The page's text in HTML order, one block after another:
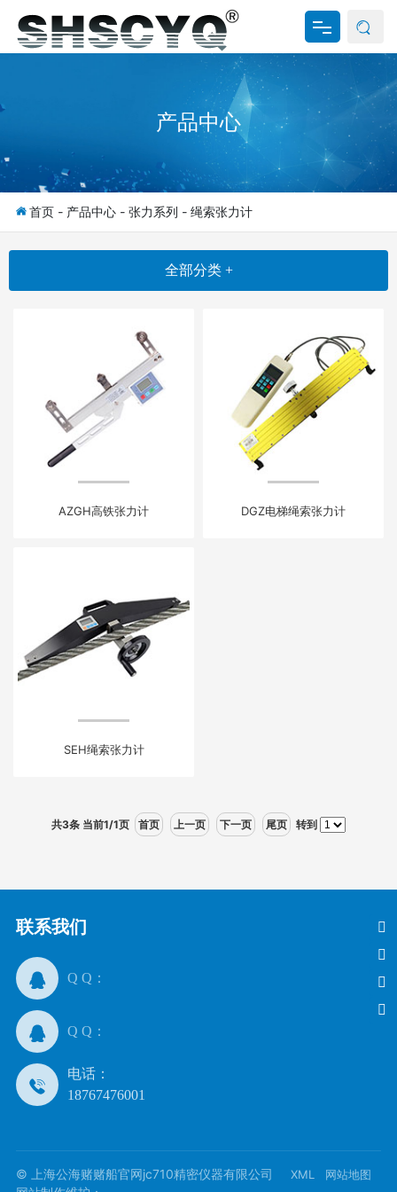
产品中心
新闻资讯
产品中心
首页 - 产品中心 - 张力系列 - 绳索张力计
全部分类 +
AZGH高铁张力计 DGZ电梯绳索张力计
SEH绳索张力计
共3条 当前1/1页 首页 上一页 下一页 尾页 转到
联系我们
Q Q：
Q Q：
电话：
18767476001
XML 网站地图